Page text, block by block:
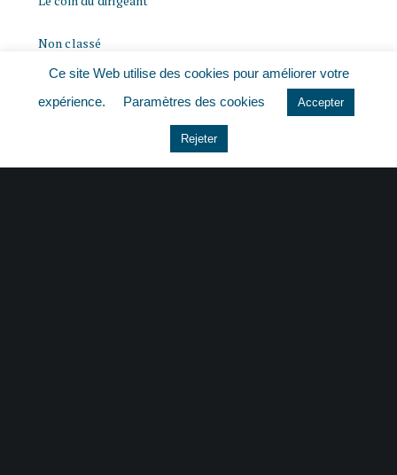
Non classé
Ce site Web utilise des cookies pour améliorer votre
expérience.
Paramètres des cookies Accepter
Rejeter